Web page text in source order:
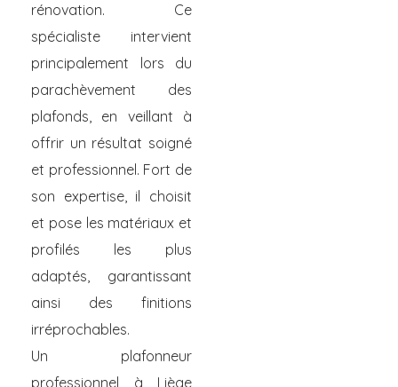
rénovation. Ce
spécialiste intervient
principalement lors du
parachèvement des
plafonds, en veillant à
offrir un résultat soigné
et professionnel. Fort de
son expertise, il choisit
et pose les matériaux et
profilés les plus
adaptés, garantissant
ainsi des finitions
irréprochables.
Un plafonneur
professionnel à Liège